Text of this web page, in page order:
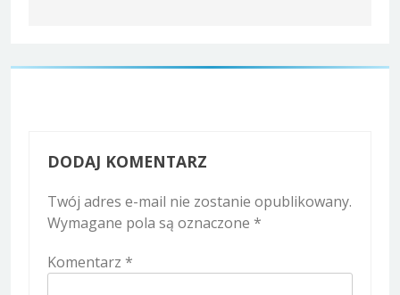
DODAJ KOMENTARZ
Twój adres e-mail nie zostanie opublikowany.
Wymagane pola są oznaczone *
Komentarz *